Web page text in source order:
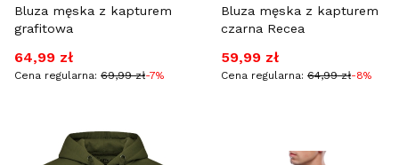
Bluza męska z kapturem
grafitowa
Cena promocyjna
64,99 zł
Cena regularna: 69,99 zł-7%
Bluza męska z kapturem
czarna Recea
Cena promocyjna
59,99 zł
Cena regularna: 64,99 zł-8%